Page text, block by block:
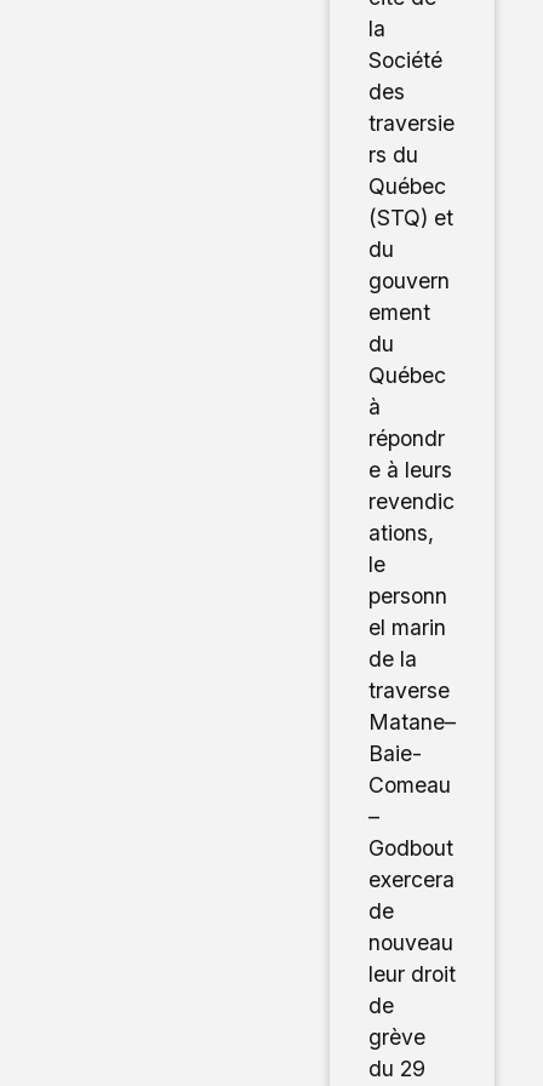
la
Société
des
traversie
rs du
Québec
(STQ) et
du
gouvern
ement
du
Québec
à
répondr
e à leurs
revendic
ations,
le
personn
el marin
de la
traverse
Matane–
Baie-
Comeau
–
Godbout
exercera
de
nouveau
leur droit
de
grève
du 29